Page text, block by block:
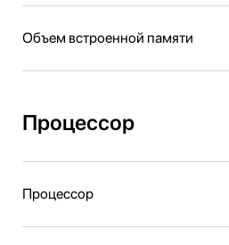
Объем встроенной памяти
Процессор
Процессор